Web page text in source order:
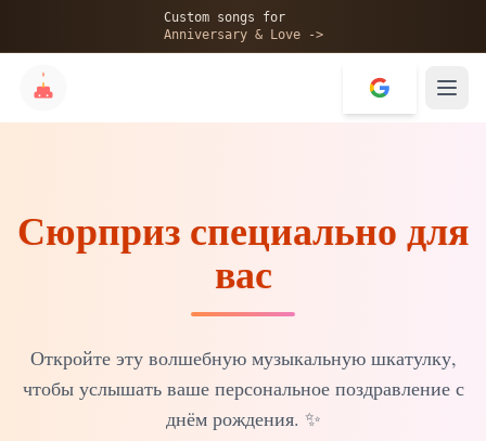
Custom songs for
Anniversary & Love ->
✨
Сюрприз специально для
вас
Откройте эту волшебную музыкальную шкатулку,
чтобы услышать ваше персональное поздравление с
днём рождения. ✨